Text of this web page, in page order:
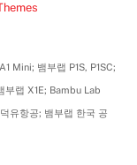
Mini; 뱀부랩 P1S, P1SC;
부랩 X1E; Bambu Lab
유항공; 뱀부랩 한국 공